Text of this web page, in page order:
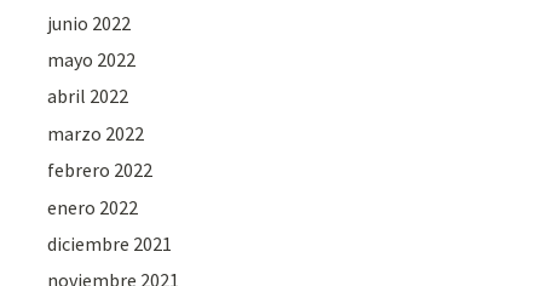
junio 2022
mayo 2022
abril 2022
marzo 2022
febrero 2022
enero 2022
diciembre 2021
noviembre 2021